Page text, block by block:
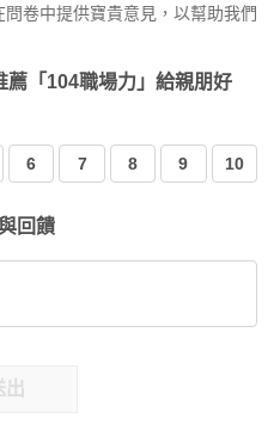
卷中提供寶貴意見，以幫助我們
薦「104職場力」給親朋好
6 7 8 9 10
回饋
出